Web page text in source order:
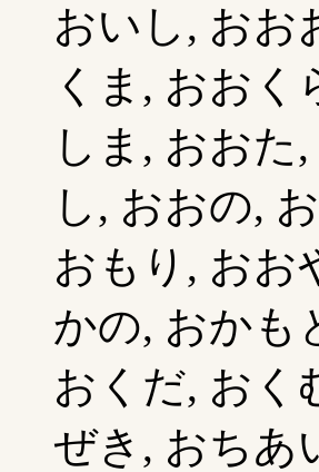
おいし, おお
くま, おお
しま, おおた
し, おおの,
おもり, おお
かの, おかも
おくだ, おく
ぜき, おちあ